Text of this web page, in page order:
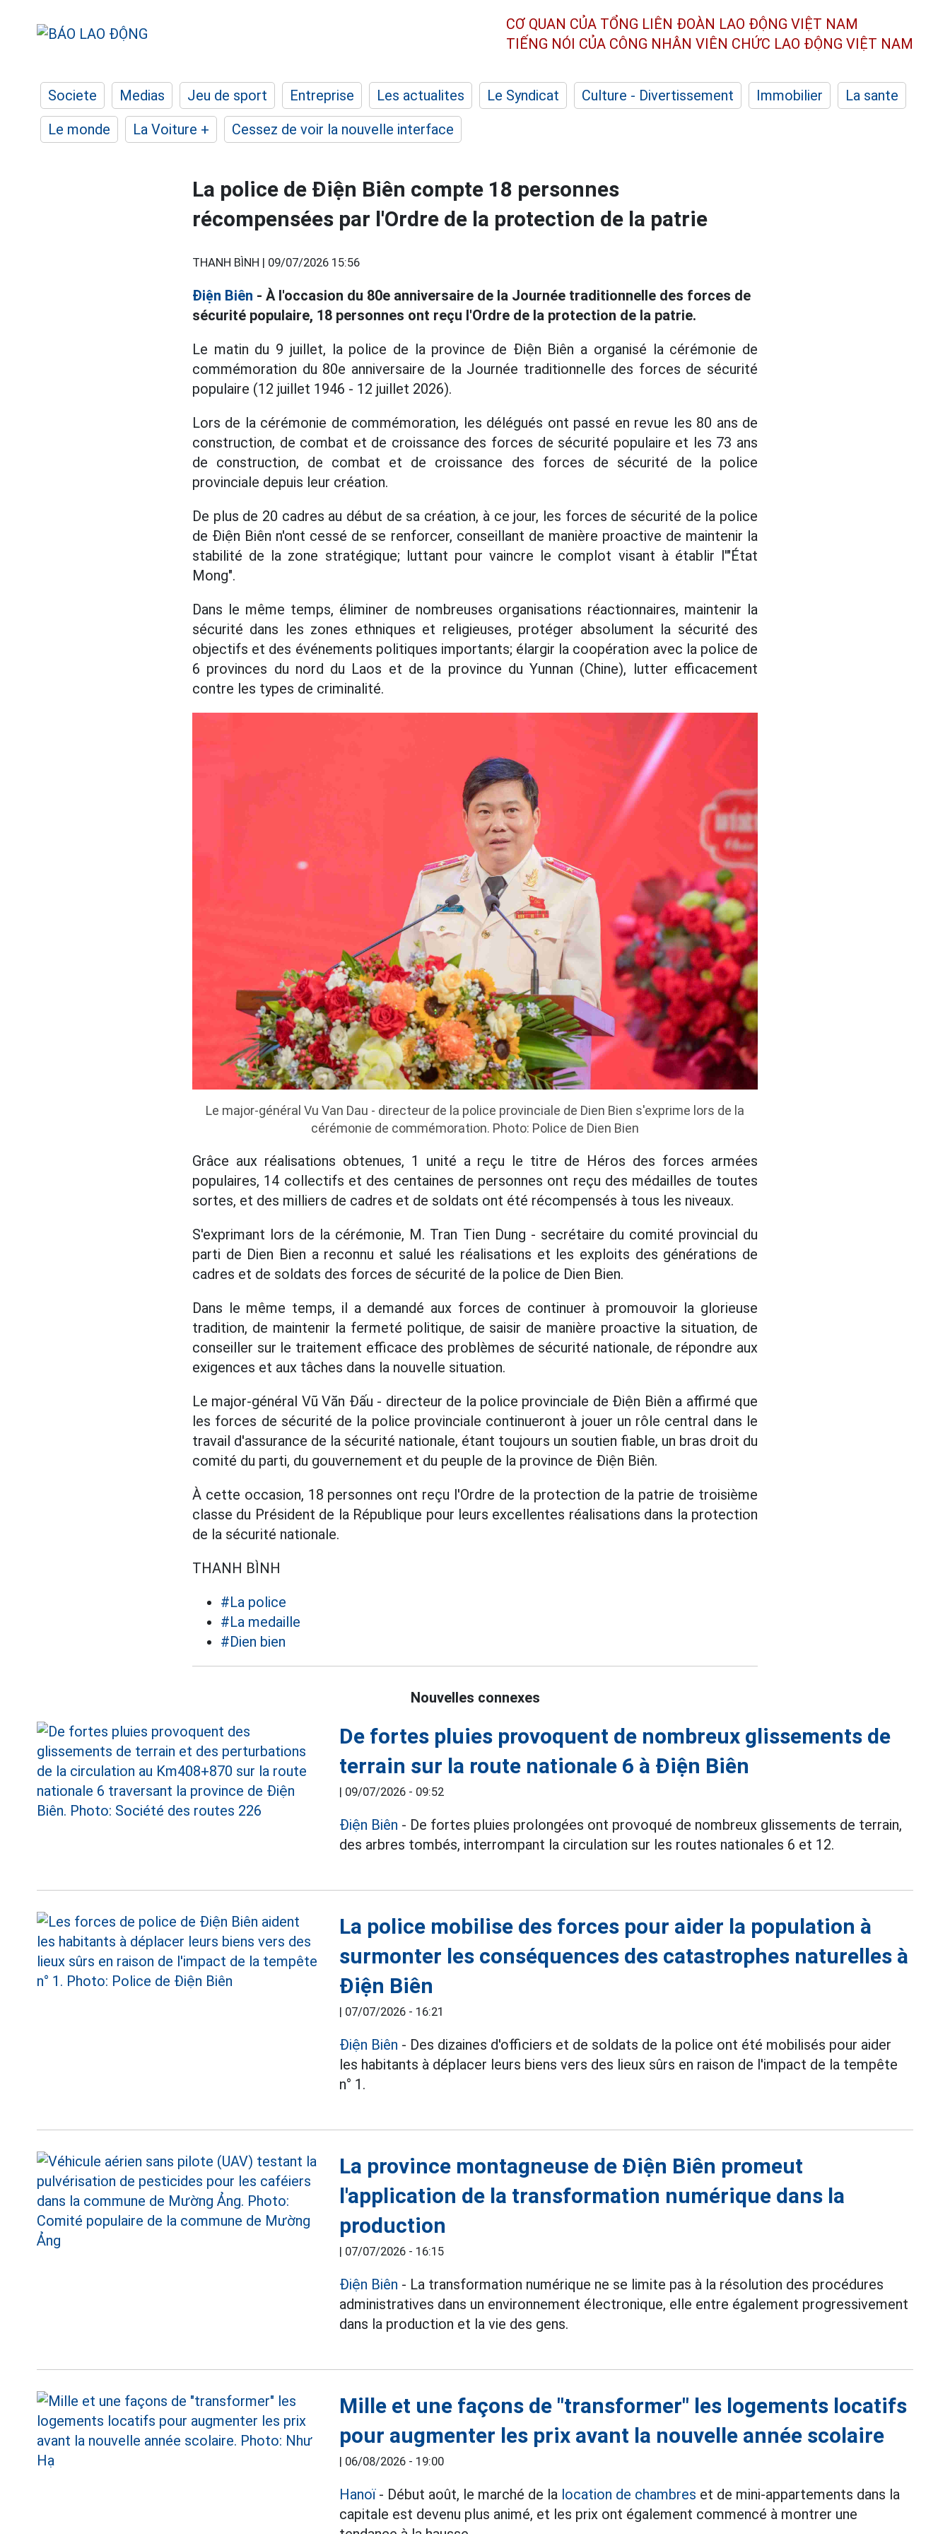
CƠ QUAN CỦA TỔNG LIÊN ĐOÀN LAO ĐỘNG VIỆT NAM
TIẾNG NÓI CỦA CÔNG NHÂN VIÊN CHỨC LAO ĐỘNG VIỆT NAM
Societe Medias Jeu de sport Entreprise Les actualites Le Syndicat Culture - Divertissement Immobilier
La sante
Le monde
La Voiture + Cessez de voir la nouvelle interface
La police de Điện Biên compte 18 personnes
récompensées par l'Ordre de la protection de la patrie
THANH BÌNH | 09/07/2026 15:56
Điện Biên - À l'occasion du 80e anniversaire de la Journée traditionnelle des forces de
sécurité populaire, 18 personnes ont reçu l'Ordre de la protection de la patrie.
Le matin du 9 juillet, la police de la province de Điện Biên a organisé la cérémonie de
commémoration du 80e anniversaire de la Journée traditionnelle des forces de sécurité
populaire (12 juillet 1946 - 12 juillet 2026).
Lors de la cérémonie de commémoration, les délégués ont passé en revue les 80 ans de
construction, de combat et de croissance des forces de sécurité populaire et les 73 ans
de construction, de combat et de croissance des forces de sécurité de la police
provinciale depuis leur création.
De plus de 20 cadres au début de sa création, à ce jour, les forces de sécurité de la police
de Điện Biên n'ont cessé de se renforcer, conseillant de manière proactive de maintenir la
stabilité de la zone stratégique; luttant pour vaincre le complot visant à établir l'"État
Mong".
Dans le même temps, éliminer de nombreuses organisations réactionnaires, maintenir la
sécurité dans les zones ethniques et religieuses, protéger absolument la sécurité des
objectifs et des événements politiques importants; élargir la coopération avec la police de
6 provinces du nord du Laos et de la province du Yunnan (Chine), lutter efficacement
contre les types de criminalité.
Le major-général Vu Van Dau - directeur de la police provinciale de Dien Bien s'exprime lors de la
cérémonie de commémoration. Photo: Police de Dien Bien
Grâce aux réalisations obtenues, 1 unité a reçu le titre de Héros des forces armées
populaires, 14 collectifs et des centaines de personnes ont reçu des médailles de toutes
sortes, et des milliers de cadres et de soldats ont été récompensés à tous les niveaux.
S'exprimant lors de la cérémonie, M. Tran Tien Dung - secrétaire du comité provincial du
parti de Dien Bien a reconnu et salué les réalisations et les exploits des générations de
cadres et de soldats des forces de sécurité de la police de Dien Bien.
Dans le même temps, il a demandé aux forces de continuer à promouvoir la glorieuse
tradition, de maintenir la fermeté politique, de saisir de manière proactive la situation, de
conseiller sur le traitement efficace des problèmes de sécurité nationale, de répondre aux
exigences et aux tâches dans la nouvelle situation.
Le major-général Vũ Văn Đấu - directeur de la police provinciale de Điện Biên a affirmé que
les forces de sécurité de la police provinciale continueront à jouer un rôle central dans le
travail d'assurance de la sécurité nationale, étant toujours un soutien fiable, un bras droit du
comité du parti, du gouvernement et du peuple de la province de Điện Biên.
À cette occasion, 18 personnes ont reçu l'Ordre de la protection de la patrie de troisième
classe du Président de la République pour leurs excellentes réalisations dans la protection
de la sécurité nationale.
THANH BÌNH
#La police
#La medaille
#Dien bien
Nouvelles connexes
De fortes pluies provoquent de nombreux glissements de
terrain sur la route nationale 6 à Điện Biên
| 09/07/2026 - 09:52
Điện Biên - De fortes pluies prolongées ont provoqué de nombreux glissements de terrain,
des arbres tombés, interrompant la circulation sur les routes nationales 6 et 12.
La police mobilise des forces pour aider la population à
surmonter les conséquences des catastrophes naturelles à
Điện Biên
| 07/07/2026 - 16:21
Điện Biên - Des dizaines d'officiers et de soldats de la police ont été mobilisés pour aider
les habitants à déplacer leurs biens vers des lieux sûrs en raison de l'impact de la tempête
n° 1.
La province montagneuse de Điện Biên promeut
l'application de la transformation numérique dans la
production
| 07/07/2026 - 16:15
Điện Biên - La transformation numérique ne se limite pas à la résolution des procédures
administratives dans un environnement électronique, elle entre également progressivement
dans la production et la vie des gens.
Mille et une façons de "transformer" les logements locatifs
pour augmenter les prix avant la nouvelle année scolaire
| 06/08/2026 - 19:00
Hanoï- Début août, le marché de la location de chambres et de mini-appartements dans la
capitale est devenu plus animé, et les prix ont également commencé à montrer une